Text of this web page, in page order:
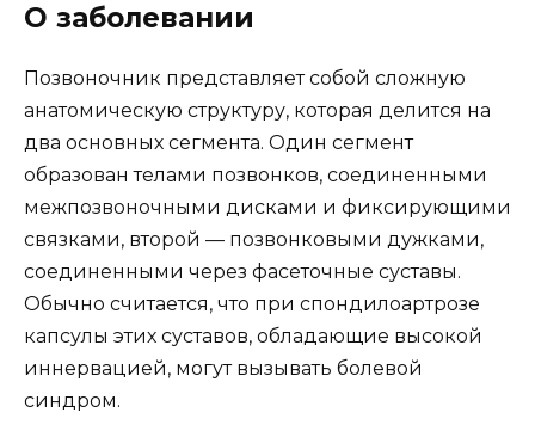
О заболевании
Позвоночник представляет собой сложную
анатомическую структуру, которая делится на
два основных сегмента. Один сегмент
образован телами позвонков, соединенными
межпозвоночными дисками и фиксирующими
связками, второй — позвонковыми дужками,
соединенными через фасеточные суставы.
Обычно считается, что при спондилоартрозе
капсулы этих суставов, обладающие высокой
иннервацией, могут вызывать болевой
синдром.